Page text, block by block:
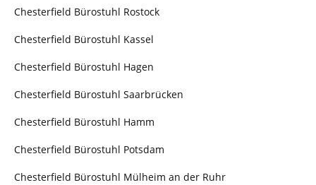
Chesterfield Bürostuhl Rostock
Chesterfield Bürostuhl Kassel
Chesterfield Bürostuhl Hagen
Chesterfield Bürostuhl Saarbrücken
Chesterfield Bürostuhl Hamm
Chesterfield Bürostuhl Potsdam
Chesterfield Bürostuhl Mülheim an der Ruhr